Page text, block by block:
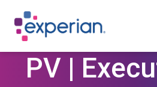
PV |